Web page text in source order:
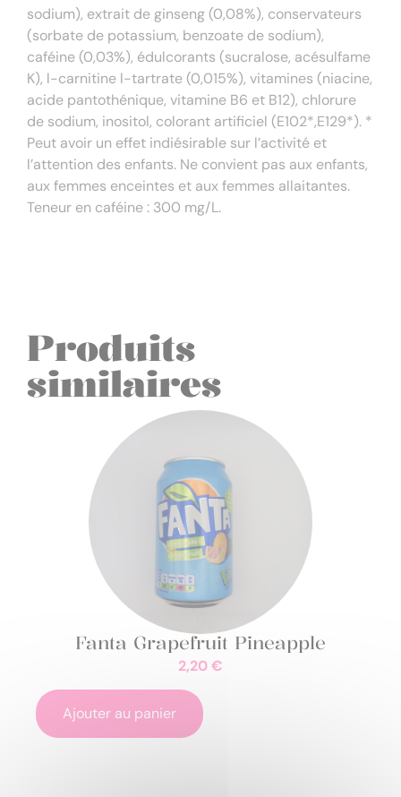
sodium), extrait de ginseng (0,08%), conservateurs
(sorbate de potassium, benzoate de sodium),
caféine (0,03%), édulcorants (sucralose, acésulfame
K), l-carnitine l-tartrate (0,015%), vitamines (niacine,
acide pantothénique, vitamine B6 et B12), chlorure
de sodium, inositol, colorant artificiel (E102*,E129*). *
Peut avoir un effet indiésirable sur l’activité et
l’attention des enfants. Ne convient pas aux enfants,
aux femmes enceintes et aux femmes allaitantes.
Teneur en caféine : 300 mg/L.
Produits
similaires
Fanta Grapefruit Pineapple
2,20€
Ajouter au panier